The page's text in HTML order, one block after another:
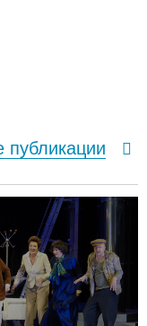
публикации